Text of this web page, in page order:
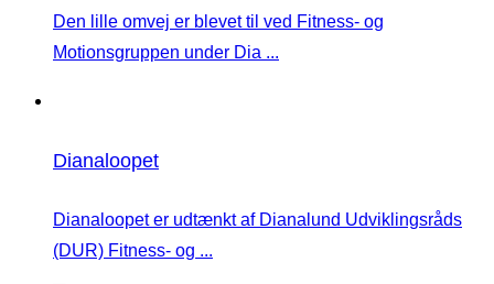
Den lille omvej er blevet til ved Fitness- og
Motionsgruppen under Dia ...
Dianaloopet
Dianaloopet er udtænkt af Dianalund Udviklingsråds
(DUR) Fitness- og ...